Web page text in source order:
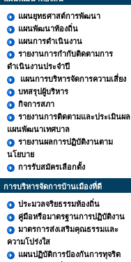
แผนยุทธศาสต์การพัฒนา
แผนพัฒนาท้องถิ่น
แผนการดำเนินงาน
รายงานการกำกับติดตามการ
ดำเนินงานประจำปี
แผนการบริหารจัดการความเสี่ยง
บทสรุปผู้บริหาร
กิจการสภา
รายงานการติดตามและประเมินผล
แผนพัฒนาเทศบาล
รายงานผลการปฏิบัติงานตาม
นโยบาย
การรับสมัครเลือกตั้ง
การบริหารจัดการบ้านเมืองที่ดี
ประมวลจริยธรรมท้องถิ่น
คู่มือหรือมาตรฐานการปฏิบัติงาน
มาตรการส่งเสริมคุณธรรมและ
ความโปร่งใส
แผนปฏิบัติการป้องกันการทุจริต